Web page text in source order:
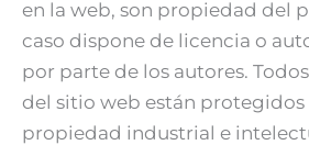
en la web, son propiedad del
caso dispone de licencia o
por parte de los autores.
del sitio web están
propiedad industrial e